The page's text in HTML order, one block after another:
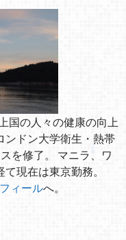
国の人々の健康の向上
ンドン大学衛生・熱帯
を修了。 マニラ、ワ
現在は東京勤務。
ィールへ。